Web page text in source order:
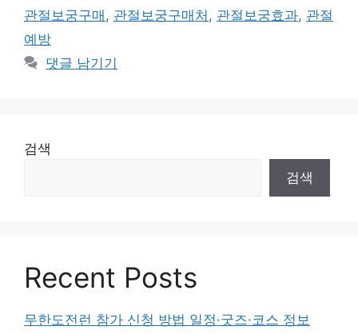
관절보궁구매 , 관절보궁구매처 , 관절보궁효과, 관절
예방
댓글 남기기
검색
검색
Recent Posts
무한도전런 참가 신청 방법 일정·굿즈·코스 정보